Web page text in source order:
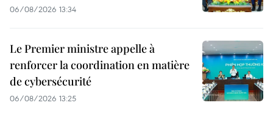
06/08/2026 13:34
Le Premier ministre appelle à
renforcer la coordination en matière
de cybersécurité
06/08/2026 13:25